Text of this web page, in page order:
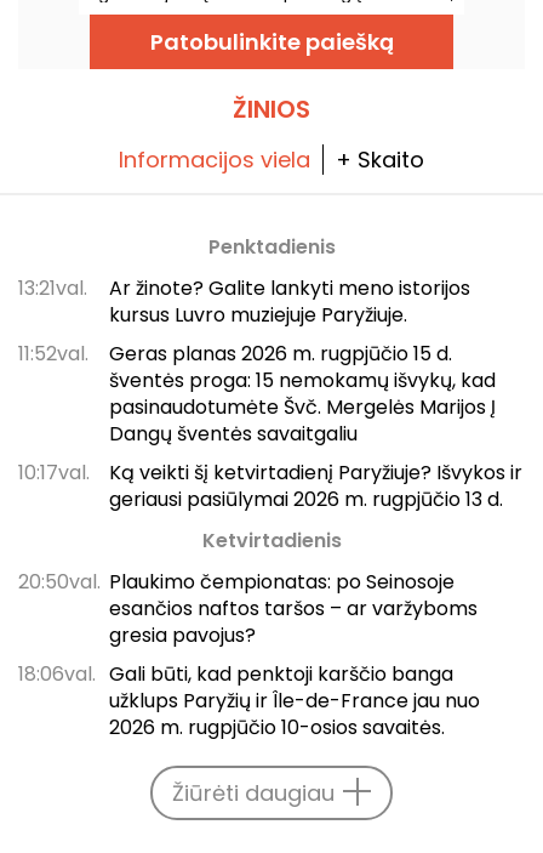
rugpjūčio 7-ąją, kad visi taptų tikraisiais
planetų ir žvaigždžių ekspertai!
Patobulinkite paiešką
ŽINIOS
Informacijos viela + Skaito
Penktadienis
13:21val.
Ar žinote? Galite lankyti meno istorijos
kursus Luvro muziejuje Paryžiuje.
11:52val.
Geras planas 2026 m. rugpjūčio 15 d.
šventės proga: 15 nemokamų išvykų, kad
pasinaudotumėte Švč. Mergelės Marijos Į
Dangų šventės savaitgaliu
10:17val.
Ką veikti šį ketvirtadienį Paryžiuje? Išvykos ir
geriausi pasiūlymai 2026 m. rugpjūčio 13 d.
Ketvirtadienis
20:50val. Plaukimo čempionatas: po Seinosoje
esančios naftos taršos – ar varžyboms
gresia pavojus?
18:06val. Gali būti, kad penktoji karščio banga
užklups Paryžių ir Île-de-France jau nuo
2026 m. rugpjūčio 10-osios savaitės.
Žiūrėti daugiau